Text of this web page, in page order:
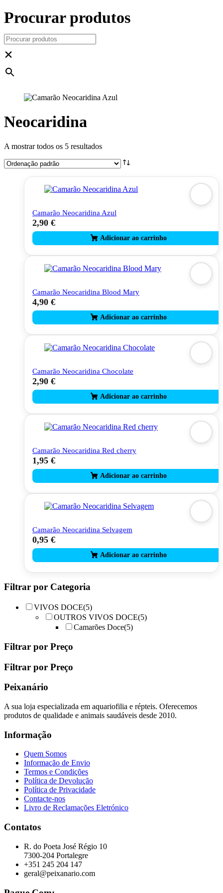
Procurar produtos
×
Neocaridina
A mostrar todos os 5 resultados
Camarão Neocaridina Azul
2,90 €
Camarão Neocaridina Blood Mary
4,90 €
Camarão Neocaridina Chocolate
2,90 €
Camarão Neocaridina Red cherry
1,95 €
Camarão Neocaridina Selvagem
0,95 €
Filtrar por Categoria
VIVOS DOCE(5)
OUTROS VIVOS DOCE(5)
Camarões Doce(5)
Filtrar por Preço
Filtrar por Preço
Peixanário
A sua loja especializada em aquariofilia e répteis. Oferecemos
produtos de qualidade e animais saudáveis desde 2010.
Informação
Quem Somos
Informação de Envio
Termos e Condições
Política de Devolução
Política de Privacidade
Contacte-nos
Livro de Reclamações Eletrónico
Contatos
R. do Poeta José Régio 10
7300-204 Portalegre
+351 245 204 147
geral@peixanario.com